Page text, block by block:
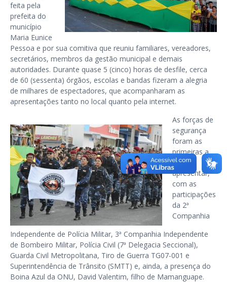
feita pela
prefeita do
município
Maria Eunice
Pessoa e por sua comitiva que reuniu familiares, vereadores,
secretários, membros da gestão municipal e demais
autoridades. Durante quase 5 (cinco) horas de desfile, cerca
de 60 (sessenta) órgãos, escolas e bandas fizeram a alegria
de milhares de espectadores, que acompanharam as
apresentações tanto no local quanto pela internet.
As forças de
segurança
foram as
primeiras a
se
apresentar,
com as
participações
da 2ª
Companhia
Independente de Polícia Militar, 3ª Companhia Independente
de Bombeiro Militar, Polícia Civil (7ª Delegacia Seccional),
Guarda Civil Metropolitana, Tiro de Guerra TG07-001 e
Superintendência de Trânsito (SMTT) e, ainda, a presença do
Boina Azul da ONU, David Valentim, filho de Mamanguape.